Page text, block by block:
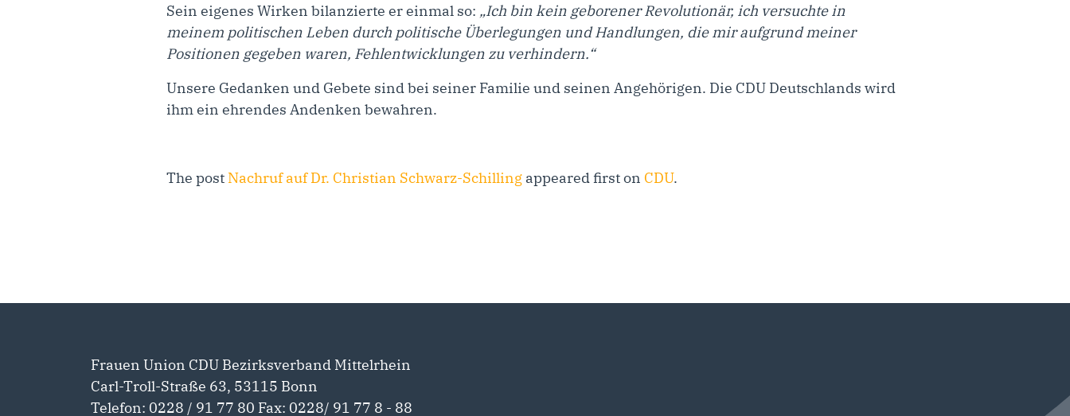
Sein eigenes Wirken bilanzierte er einmal so: „Ich bin kein geborener Revolutionär, ich versuchte in
meinem politischen Leben durch politische Überlegungen und Handlungen, die mir aufgrund meiner
Positionen gegeben waren, Fehlentwicklungen zu verhindern.“
Unsere Gedanken und Gebete sind bei seiner Familie und seinen Angehörigen. Die CDU Deutschlands wird
ihm ein ehrendes Andenken bewahren.
The post Nachruf auf Dr. Christian Schwarz-Schilling appeared first on CDU.
Frauen Union CDU Bezirksverband Mittelrhein
Carl-Troll-Straße 63, 53115 Bonn
Telefon: 0228 / 91 77 80 Fax: 0228/ 91 77 8 - 88